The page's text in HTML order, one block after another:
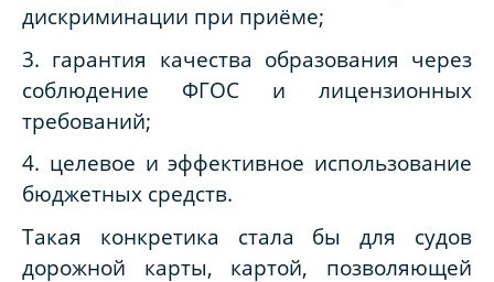
дискриминации при приёме;
3. гарантия качества образования через
соблюдение ФГОС и лицензионных
требований;
4. целевое и эффективное использование
бюджетных средств.
Такая конкретика стала бы для судов
дорожной карты, картой, позволяющей